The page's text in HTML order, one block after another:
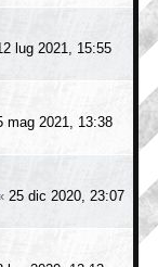
lug 2021, 15:55
mag 2021, 13:38
25 dic 2020, 23:07